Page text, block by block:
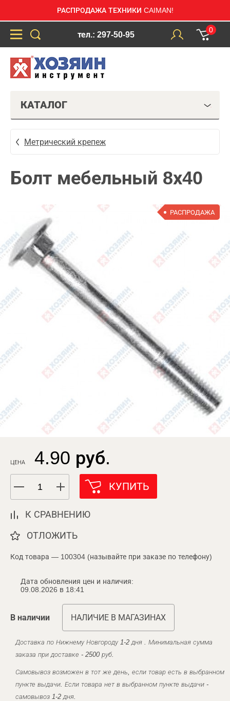
РАСПРОДАЖА ТЕХНИКИ CAIMAN!
тел.: 297-50-95
0
КАТАЛОГ
Метрический крепеж
Болт мебельный 8х40
РАСПРОДАЖА
ЦЕНА 4.90 руб.
КУПИТЬ
К СРАВНЕНИЮ
ОТЛОЖИТЬ
Код товара — 100304 (называйте при заказе по телефону)
Дата обновления цен и наличия:
09.08.2026 в 18:41
В наличии НАЛИЧИЕ В МАГАЗИНАХ
Доставка по Нижнему Новгороду 1-2 дня . Минимальная сумма
заказа при доставке - 2500 руб.
Самовывоз возможен в тот же день, если товар есть в выбранном
пункте выдачи. Если товара нет в выбранном пункте выдачи -
самовывоз 1-2 дня.